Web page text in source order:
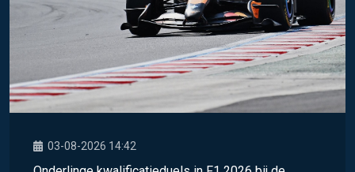
03-08-2026 14:42